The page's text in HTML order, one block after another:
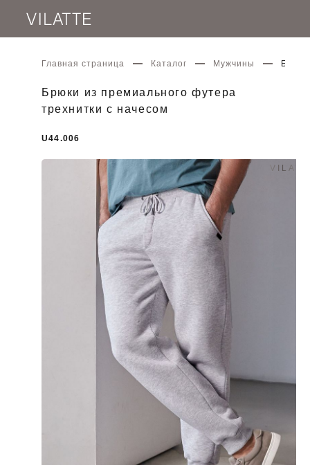
Главная страница Каталог Мужчины
Брюки из премиального футера
трехнитки с начесом
U44.006